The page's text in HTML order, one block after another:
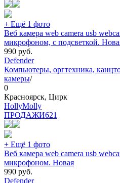
+ Ещё 1 фото
Веб камера web camera usb
микрофоном, с подсветкой.
990 руб.
Defender
Компьютеры, оргтехника,
камеры/
0
Красноярск, Цирк
HollyMolly
ПРОДАЖИ621
+ Ещё 1 фото
Веб камера web camera usb
микрофоном. Новая
990 руб.
Defender